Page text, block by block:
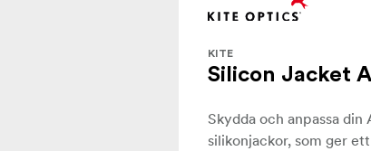
KITE
Silicon Jacket
Skydda och anpassa
silikonjackor, som ger